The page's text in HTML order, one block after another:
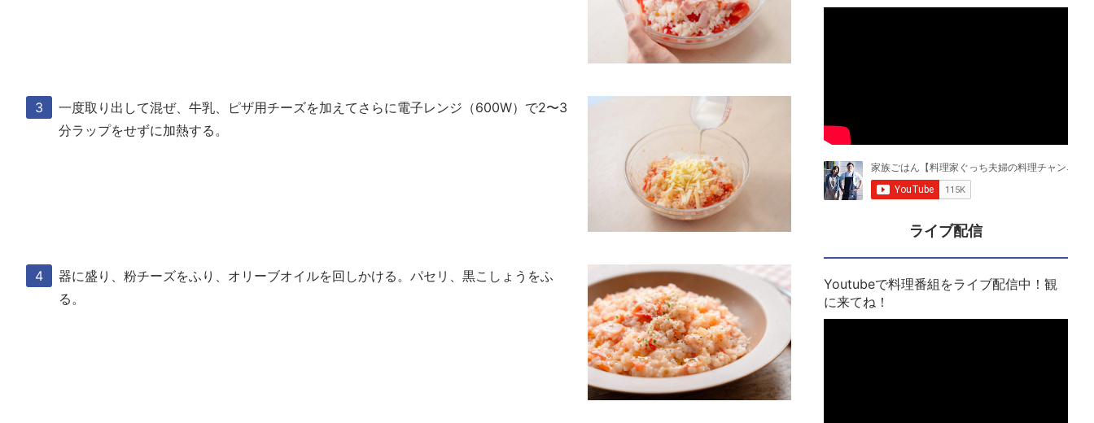
一度取り出して混ぜ、牛乳、ピザ用チーズを加えてさらに電子レンジ（600W）で2〜3
分ラップをせずに加熱する。
器に盛り、粉チーズをふり、オリーブオイルを回しかける。パセリ、黒こしょうをふ
る。
ライブ配信
Youtubeで料理番組をライブ配信中！観
に来てね！